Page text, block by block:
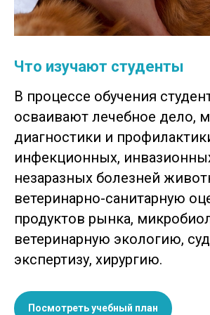
Что изучают студенты
В процессе обучения
осваивают лечебное дело,
диагностики и
инфекционных,
незаразных болезней
ветеринарно-санитарную
продуктов рынка,
ветеринарную экологию,
экспертизу, хирургию.
Посмотреть учебный план